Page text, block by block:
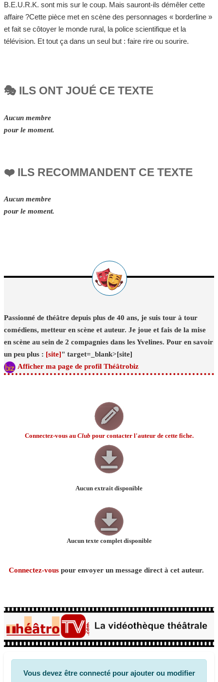
B.E.U.R.K. sont mis sur le coup. Mais sauront-ils démêler cette
affaire ?Cette pièce met en scène des personnages « borderline »
et fait se côtoyer le monde rural, la police scientifique et la
télévision. Et tout ça dans un seul but : faire rire ou sourire.
🎭 ILS ONT JOUÉ CE TEXTE
Aucun membre
pour le moment.
❤️ ILS RECOMMANDENT CE TEXTE
Aucun membre
pour le moment.
Passionné de théâtre depuis plus de 40 ans, je suis tour à tour
comédiens, metteur en scène et auteur. Je joue et fais de la mise
en scène au sein de 2 compagnies dans les Yvelines. Pour en savoir
un peu plus : [site]" target=_blank>[site]
Afficher ma page de profil Théâtrobiz
Connectez-vous au Club pour contacter l'auteur de cette fiche.
Aucun extrait disponible
Aucun texte complet disponible
Connectez-vous pour envoyer un message direct à cet auteur.
Vous devez être connecté pour ajouter ou modifier